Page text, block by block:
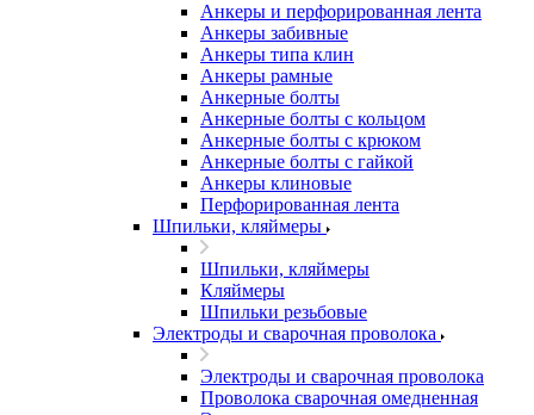
Анкеры и перфорированная лента
Анкеры забивные
Анкеры типа клин
Анкеры рамные
Анкерные болты
Анкерные болты с кольцом
Анкерные болты с крюком
Анкерные болты с гайкой
Анкеры клиновые
Перфорированная лента
Шпильки, кляймеры
Шпильки, кляймеры
Кляймеры
Шпильки резьбовые
Электроды и сварочная проволока
Электроды и сварочная проволока
Проволока сварочная омедненная